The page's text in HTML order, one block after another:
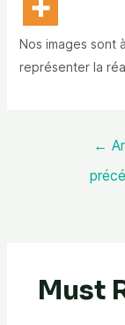
Nos images sont
représenter la
←
Must